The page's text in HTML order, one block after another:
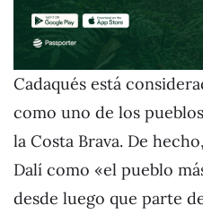
Cadaqués está
como uno de los
la Costa Brava. De
Dalí como «el pueblo
desde luego que parte